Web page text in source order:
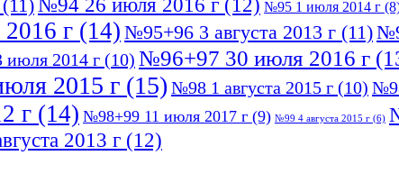
(11) №95 1 июля 2014 г
г (14) №95+96 3 августа 2013 г (11)
2014 г (10) №96+97 30 июля 2016 г
2015 г (15) №98 1 августа 2015 г (10)
г (14) №98+99 11 июля 2017 г (9) №99 4 августа 2015 г (6)
2013 г (12)